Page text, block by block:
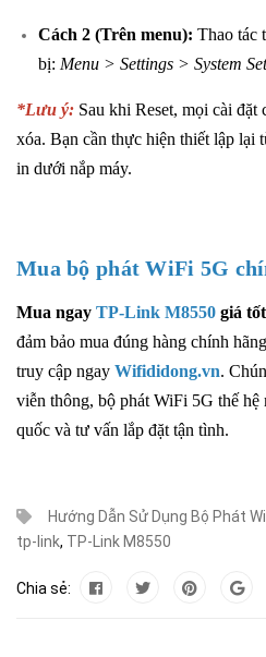
Cách 2 (Trên menu): Thao tác
bị: Menu > Settings > System
*Lưu ý: Sau khi Reset, mọi cài đặt
xóa. Bạn cần thực hiện thiết lập lại
in dưới nắp máy.
Mua bộ phát WiFi 5G
Mua ngay TP-Link M8550 giá
đảm bảo mua đúng hàng chính
truy cập ngay Wifididong.vn.
viễn thông, bộ phát WiFi 5G thế hệ
quốc và tư vấn lắp đặt tận tình.
Hướng Dẫn Sử Dụng Bộ Phát
tp-link, TP-Link M8550
Chia sẻ: